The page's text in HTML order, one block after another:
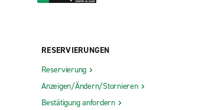
RESERVIERUNGEN
Reservierung
Anzeigen/Ändern/Stornieren
Bestätigung anfordern